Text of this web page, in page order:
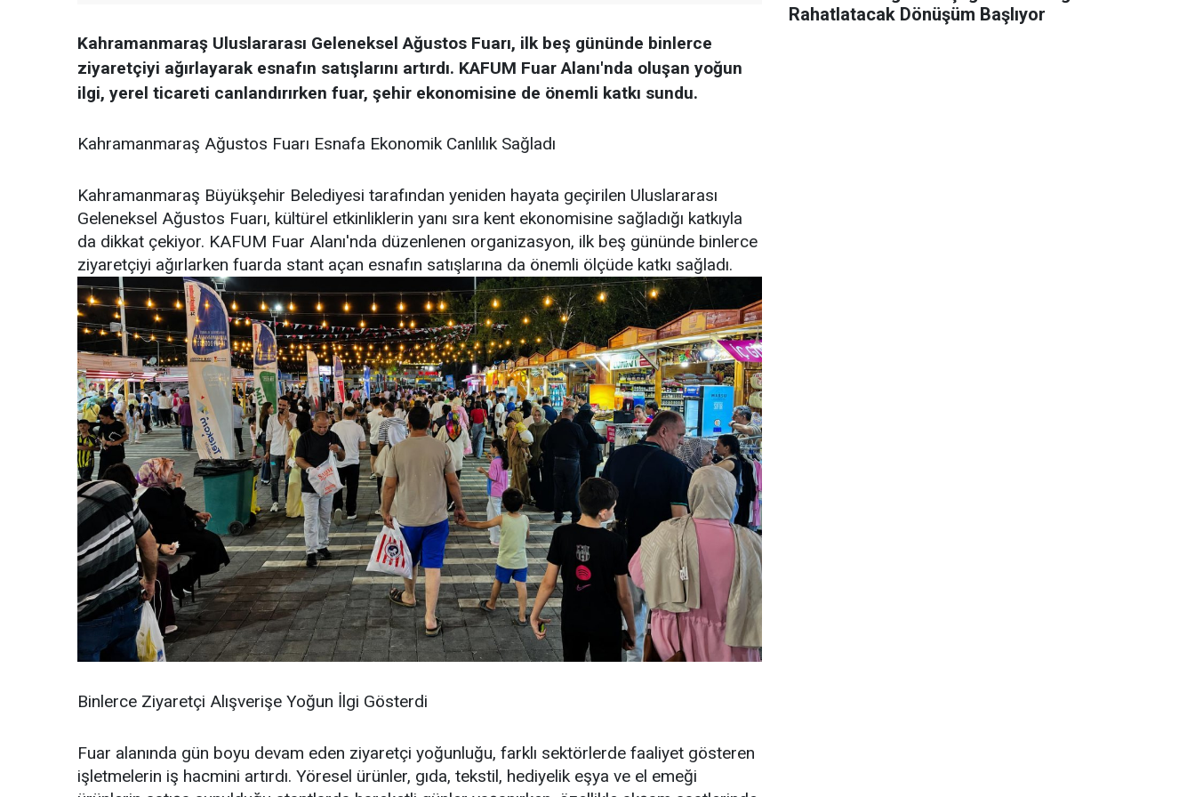
Kahramanmaraş Uluslararası Geleneksel Ağustos Fuarı, ilk beş gününde binlerce
ziyaretçiyi ağırlayarak esnafın satışlarını artırdı. KAFUM Fuar Alanı'nda oluşan yoğun
ilgi, yerel ticareti canlandırırken fuar, şehir ekonomisine de önemli katkı sundu.
Kahramanmaraş Ağustos Fuarı Esnafa Ekonomik Canlılık Sağladı
Kahramanmaraş Büyükşehir Belediyesi tarafından yeniden hayata geçirilen Uluslararası
Geleneksel Ağustos Fuarı, kültürel etkinliklerin yanı sıra kent ekonomisine sağladığı katkıyla
da dikkat çekiyor. KAFUM Fuar Alanı'nda düzenlenen organizasyon, ilk beş gününde binlerce
ziyaretçiyi ağırlarken fuarda stant açan esnafın satışlarına da önemli ölçüde katkı sağladı.
Binlerce Ziyaretçi Alışverişe Yoğun İlgi Gösterdi
Fuar alanında gün boyu devam eden ziyaretçi yoğunluğu, farklı sektörlerde faaliyet gösteren
işletmelerin iş hacmini artırdı. Yöresel ürünler, gıda, tekstil, hediyelik eşya ve el emeği
Rahatlatacak Dönüşüm Başlıyor